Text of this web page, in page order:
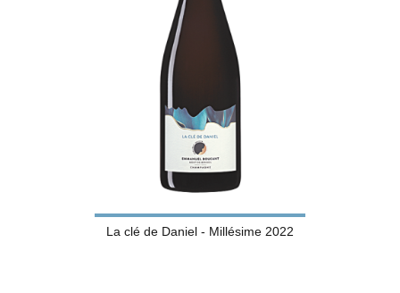
La clé de Daniel - Millésime 2022